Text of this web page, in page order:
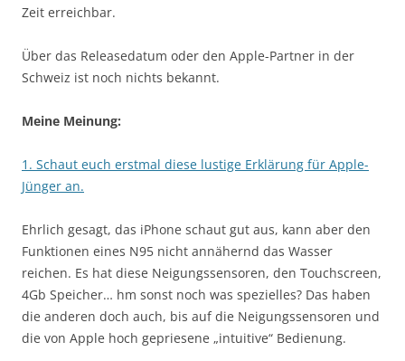
Zeit erreichbar.
Über das Releasedatum oder den Apple-Partner in der
Schweiz ist noch nichts bekannt.
Meine Meinung:
1. Schaut euch erstmal diese lustige Erklärung für Apple-
Jünger an.
Ehrlich gesagt, das iPhone schaut gut aus, kann aber den
Funktionen eines N95 nicht annähernd das Wasser
reichen. Es hat diese Neigungssensoren, den Touchscreen,
4Gb Speicher… hm sonst noch was spezielles? Das haben
die anderen doch auch, bis auf die Neigungssensoren und
die von Apple hoch gepriesene „intuitive“ Bedienung.